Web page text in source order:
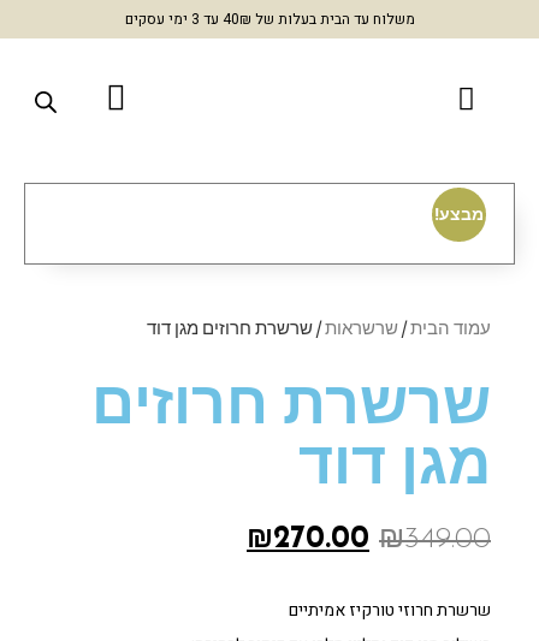
משלוח עד הבית בעלות של 40₪ עד 3 ימי עסקים
עמוד הבית/שרשראות/ שרשרת חרוזים מגן דוד
שרשרת חרוזים
מגן דוד
₪349.00
₪270.00
שרשרת חרוזי טורקיז אמיתיים
מבצע!